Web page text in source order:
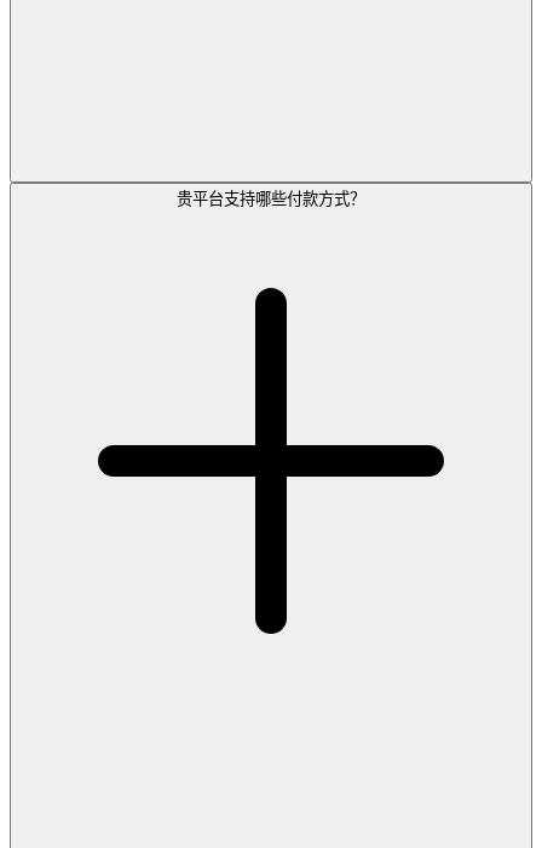
贵平台支持哪些付款方式？